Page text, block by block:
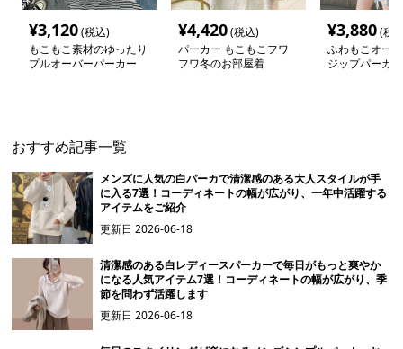
¥3,120(税込)
もこもこ素材のゆったり
プルオーバーパーカー
¥4,420(税込)
パーカー もこもこフワ
フワ冬のお部屋着
¥3,880(税
ふわもこオー
ジップパーカー
おすすめ記事一覧
メンズに人気の白パーカで清潔感のある大人スタイルが手
に入る7選！コーディネートの幅が広がり、一年中活躍する
アイテムをご紹介
更新日2026-06-18
清潔感のある白レディースパーカーで毎日がもっと爽やか
になる人気アイテム7選！コーディネートの幅が広がり、季
節を問わず活躍します
更新日2026-06-18